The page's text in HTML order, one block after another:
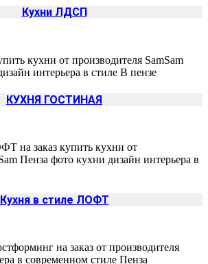
Кухни ЛДСП
КУХНЯ ГОСТИНАЯ
Кухня в стиле ЛОФТ